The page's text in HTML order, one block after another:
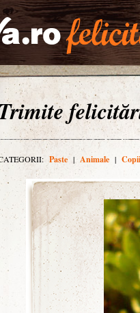
Paste | Animale | Copii